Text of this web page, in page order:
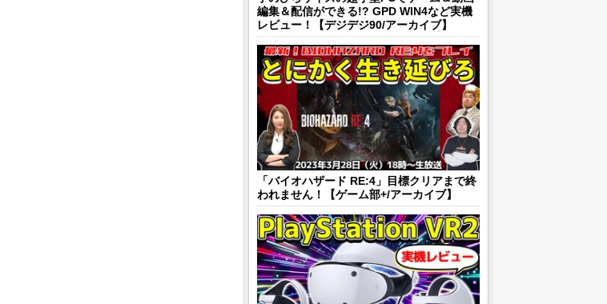
編集＆配信ができる!? GPD WIN4など実機
レビュー！【デジデジ90/アーカイブ】
「バイオハザード RE:4」目標クリアまで終
われません！【ゲーム部+/アーカイブ】